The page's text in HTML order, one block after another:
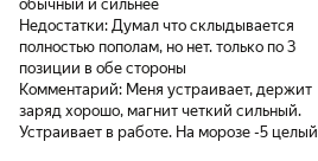
обычный и сильнее
Недостатки: Думал что склыдывается
полностью пополам, но нет. только по 3
позиции в обе стороны
Комментарий: Меня устраивает, держит
заряд хорошо, магнит четкий сильный.
Устраивает в работе. На морозе -5 целый